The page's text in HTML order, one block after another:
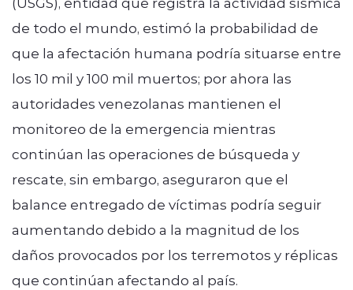
de todo el mundo, estimó la probabilidad de
que la afectación humana podría situarse entre
los 10 mil y 100 mil muertos; por ahora las
autoridades venezolanas mantienen el
monitoreo de la emergencia mientras
continúan las operaciones de búsqueda y
rescate, sin embargo, aseguraron que el
balance entregado de víctimas podría seguir
aumentando debido a la magnitud de los
daños provocados por los terremotos y réplicas
que continúan afectando al país.